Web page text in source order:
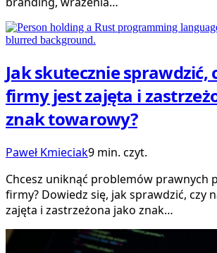
Jak skutecznie sprawdzić,
firmy jest zajęta i
znak towarowy?
Paweł Kmieciak9 min. czyt.
Chcesz uniknąć problemów prawnych
firmy? Dowiedz się, jak sprawdzić, czy
zajęta i zastrzeżona jako znak…